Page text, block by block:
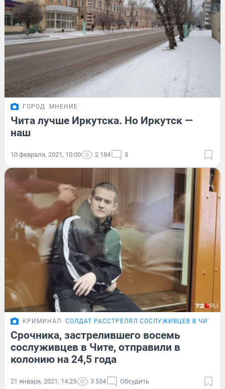
ГОРОД МНЕНИЕ
Чита лучше Иркутска. Но Иркутск —
наш
10 февраля, 2021, 10:00 2 184 3
КРИМИНАЛ СОЛДАТ РАССТРЕЛЯЛ СОСЛУЖИВЦЕВ В ЧИТЕ
Срочника, застрелившего восемь
сослуживцев в Чите, отправили в
колонию на 24,5 года
21 января, 2021, 14:25 3 534 Обсудить